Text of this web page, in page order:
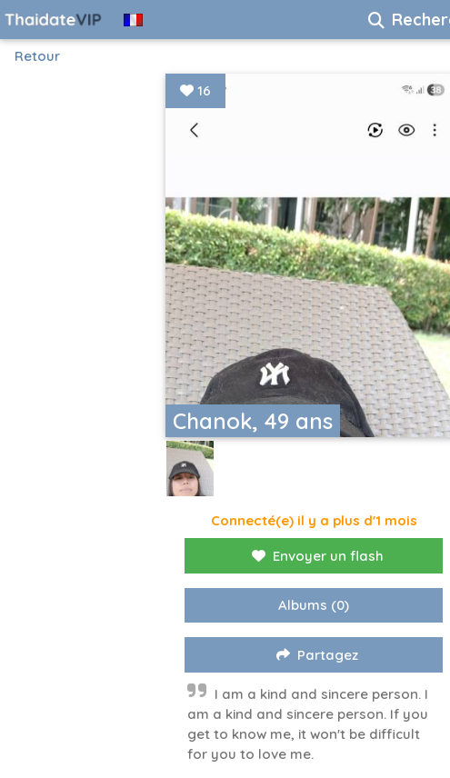
Retour
Chanok, 49 ans
16
Connecté(e) il y a plus d'1 mois
Envoyer un flash
Albums (0)
Partagez
I am a kind and sincere person. I
am a kind and sincere person. If you
get to know me, it won't be difficult
for you to love me.